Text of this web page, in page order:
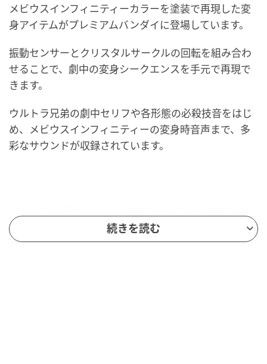
メビウスインフィニティーカラーを塗装で再現した変
身アイテムがプレミアムバンダイに登場しています。
振動センサーとクリスタルサークルの回転を組み合わ
せることで、劇中の変身シークエンスを手元で再現で
きます。
ウルトラ兄弟の劇中セリフや各形態の必殺技音をはじ
め、メビウスインフィニティーの変身時音声まで、多
彩なサウンドが収録されています。
バンダイ「ウルトラレプリカ メビウスブレス
-ULTRA BROTHERS EDITION- メビウスイン
フィニティーVer.」
続きを読む